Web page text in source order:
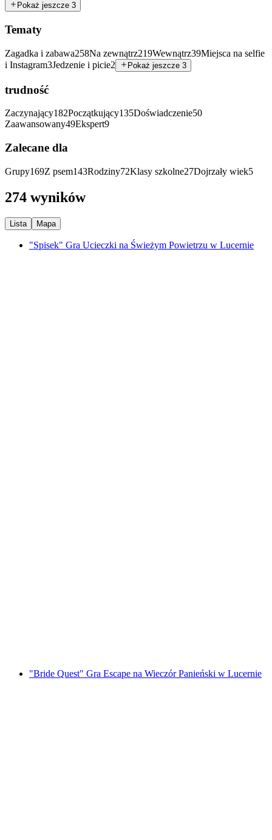
Pokaż jeszcze 3
Tematy
Zagadka i zabawa258Na zewnątrz219Wewnątrz39Miejsca na selfie
i Instagram3Jedzenie i picie2 Pokaż jeszcze 3
trudność
Zaczynający182Początkujący135Doświadczenie50
Zaawansowany49Ekspert9
Zalecane dla
Grupy169Z psem143Rodziny72Klasy szkolne27Dojrzały wiek5
274 wyników
Lista Mapa
"Spisek" Gra Ucieczki na Świeżym Powietrzu w Lucernie
"Bride Quest" Gra Escape na Wieczór Panieński w Lucernie